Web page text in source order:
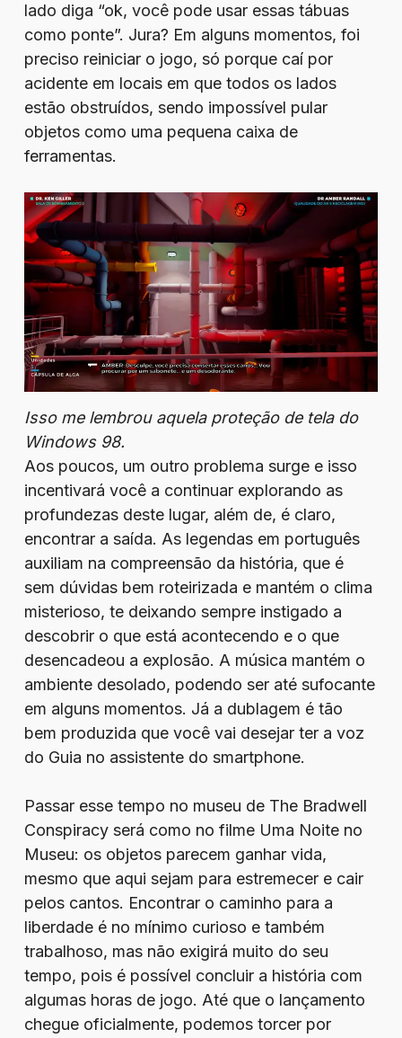
lado diga “ok, você pode usar essas tábuas
como ponte”. Jura? Em alguns momentos, foi
preciso reiniciar o jogo, só porque caí por
acidente em locais em que todos os lados
estão obstruídos, sendo impossível pular
objetos como uma pequena caixa de
ferramentas.
Isso me lembrou aquela proteção de tela do
Windows 98.
Aos poucos, um outro problema surge e isso
incentivará você a continuar explorando as
profundezas deste lugar, além de, é claro,
encontrar a saída. As legendas em português
auxiliam na compreensão da história, que é
sem dúvidas bem roteirizada e mantém o clima
misterioso, te deixando sempre instigado a
descobrir o que está acontecendo e o que
desencadeou a explosão. A música mantém o
ambiente desolado, podendo ser até sufocante
em alguns momentos. Já a dublagem é tão
bem produzida que você vai desejar ter a voz
do Guia no assistente do smartphone.
Passar esse tempo no museu de The Bradwell
Conspiracy será como no filme Uma Noite no
Museu: os objetos parecem ganhar vida,
mesmo que aqui sejam para estremecer e cair
pelos cantos. Encontrar o caminho para a
liberdade é no mínimo curioso e também
trabalhoso, mas não exigirá muito do seu
tempo, pois é possível concluir a história com
algumas horas de jogo. Até que o lançamento
chegue oficialmente, podemos torcer por